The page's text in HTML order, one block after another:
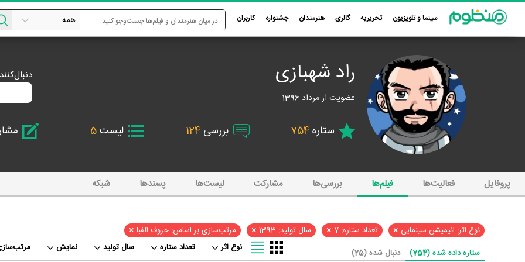
سینما و تلویزیون تحریریه گالری هنرمندان جشنواره کاربران
راد شهبازی
عضویت از مرداد 1396
ستاره 754 بررسی 124 لیست5
پروفایل فعالیت‌ها فیلم‌ها بررسی‌ها مشارکت لیست‌ها پسند‌ها شبکه
نوع اثر: انیمیشن سینمایی × تعداد ستاره: 7 × سال تولید: 1393 × مرتب‌سازی بر اساس: حروف الفبا ×
ستاره داده شده (754) دنبال شده (25) نمایش سال تولید تعداد ستاره نوع اثر